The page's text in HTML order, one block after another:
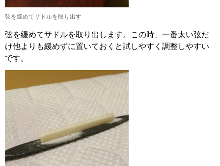
弦を緩めてサドルを取り出す
弦を緩めてサドルを取り出します。この時、一番太い弦だ
け他よりも緩めずに置いておくと試しやすく調整しやすい
です。